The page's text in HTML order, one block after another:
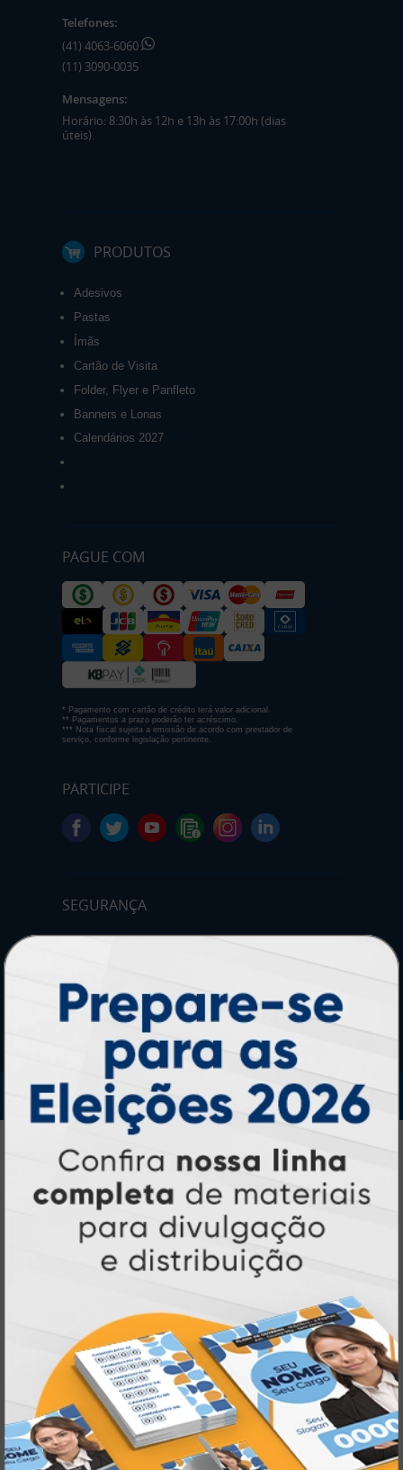
Telefones:
(41) 4063-6060
(11) 3090-0035
Mensagens:
Horário: 8:30h às 12h e 13h às 17:00h (dias
úteis).
PRODUTOS
Adesivos
Pastas
Ímãs
Cartão de Visita
Folder, Flyer e Panfleto
Banners e Lonas
Calendários 2027
PAGUE COM
* Pagamento com cartão de crédito terá valor adicional.
** Pagamentos a prazo poderão ter acréscimo.
*** Nota fiscal sujeita a emissão de acordo com prestador de
serviço, conforme legislação pertinente.
PARTICIPE
SEGURANÇA
IMPRA INDUSTRIA GRAFICA LTDA | CNPJ: 28.045.354/0002-52
Atual Card © 2026. Todos os direitos reservados.
Atual Card: A Gráfica Pioneira em
Personalização Online
Atual Card é referência em impressão
gráfica online no Brasil
, oferecendo uma
ampla variedade de produtos e soluções para
atender profissionais autônomos, empresas e
décadas de experiência
, somos pioneiros no
segmento deimpressão sob demanda,
investindo continuamente emtecnologia,
inovação e personalização
para entregar
qualidade, agilidade e a melhor
experiênciaaos nossos clientes.
Pioneirismo e Inovação em
Impressão personalizada